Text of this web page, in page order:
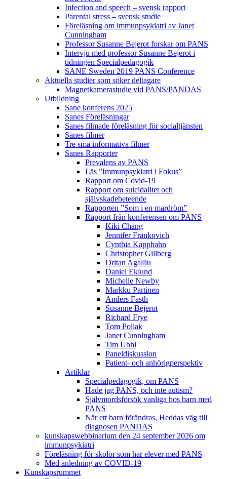
Infection and speech – svensk rapport
Parental stress – svensk studie
Föreläsning om immunpsykiatri av Janet
Cunningham
Professor Susanne Bejerot forskar om PANS
Intervju med professor Susanne Bejerot i
tidningen Specialpedagogik
SANE Sweden 2019 PANS Conference
Aktuella studier som söker deltagare
Magnetkamerastudie vid PANS/PANDAS
Utbildning
Sane konferens 2025
Sanes Föreläsningar
Sanes filmade föreläsning för socialtjänsten
Sanes filmer
Tre små informativa filmer
Sanes Rapporter
Prevalens av PANS
Läs ”Immunpsykiatri i Fokus”
Rapport om Covid-19
Rapport om suicidalitet och
självskadebeteende
Rapporten ”Som i en mardröm”
Rapport från konferensen om PANS
Kiki Chang
Jennifer Frankovich
Cynthia Kapphahn
Christopher Gillberg
Dritan Agalliu
Daniel Eklund
Michelle Newby
Markku Partinen
Anders Fasth
Susanne Bejerot
Richard Frye
Tom Pollak
Janet Cunningham
Tim Ubhi
Paneldiskussion
Patient- och anhörigperspektiv
Artiklar
Specialpedagogik, om PANS
Hade jag PANS, och inte autism?
Självmordsförsök vanliga hos barn med
PANS
När ett barn förändras, Heddas väg till
diagnosen PANDAS
kunskapswebbinarium den 24 september 2026 om
immunpsykiatri
Föreläsning för skolor som har elever med PANS
Med anledning av COVID-19
Kunskapsrummet